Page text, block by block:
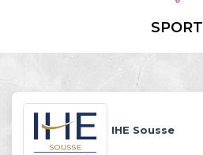
SPORT
IHE Sousse